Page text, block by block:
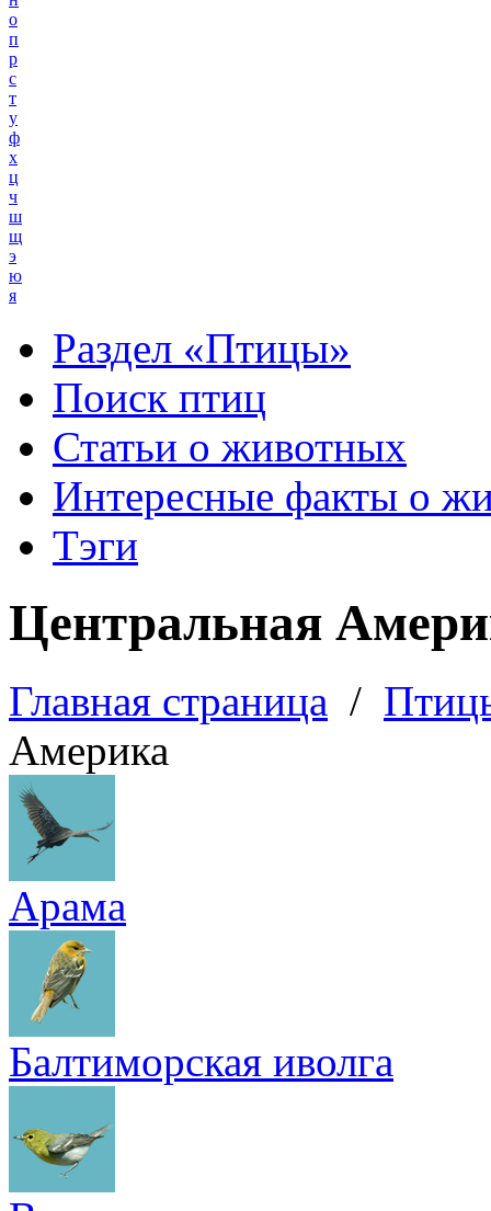
о
п
р
с
т
у
ф
х
ц
ч
ш
щ
э
ю
я
Раздел «Птицы»
Поиск птиц
Статьи о животных
Интересные факты о
Тэги
Центральная
Главная страница /
Америка
Арама
Балтиморская иволга